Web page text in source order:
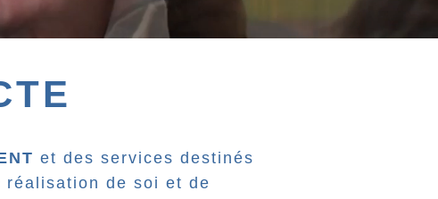
et des services destinés
réalisation de soi et de